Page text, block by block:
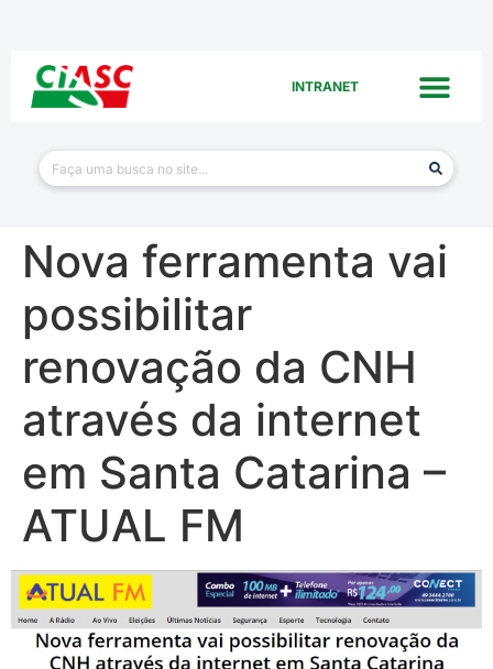
INTRANET
Nova ferramenta vai
possibilitar
renovação da CNH
através da internet
em Santa Catarina –
ATUAL FM